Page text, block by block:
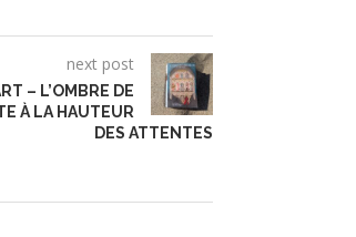
next post
– L’OMBRE DE
À LA HAUTEUR
DES ATTENTES